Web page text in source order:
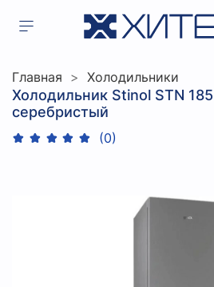
Главная Холодильники
Холодильник Stinol STN
серебристый
(0)